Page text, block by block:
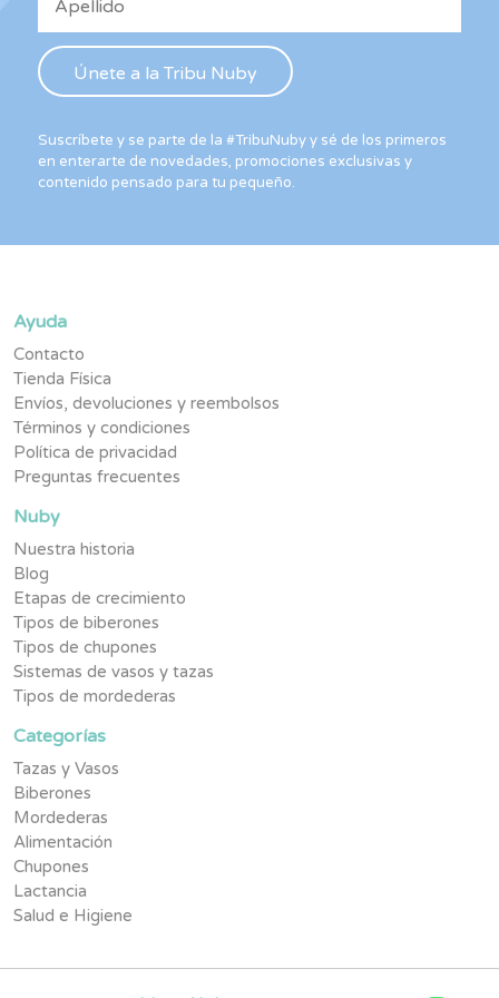
Suscríbete y se parte de la #TribuNuby y sé de los primeros
en enterarte de novedades, promociones exclusivas y
contenido pensado para tu pequeño.
Ayuda
Contacto
Tienda Física
Envíos, devoluciones y reembolsos
Términos y condiciones
Política de privacidad
Preguntas frecuentes
Nuby
Nuestra historia
Blog
Etapas de crecimiento
Tipos de biberones
Tipos de chupones
Sistemas de vasos y tazas
Tipos de mordederas
Categorías
Tazas y Vasos
Biberones
Mordederas
Alimentación
Chupones
Lactancia
Salud e Higiene